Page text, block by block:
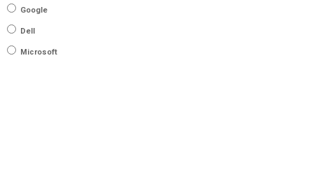
Google
Dell
Microsoft